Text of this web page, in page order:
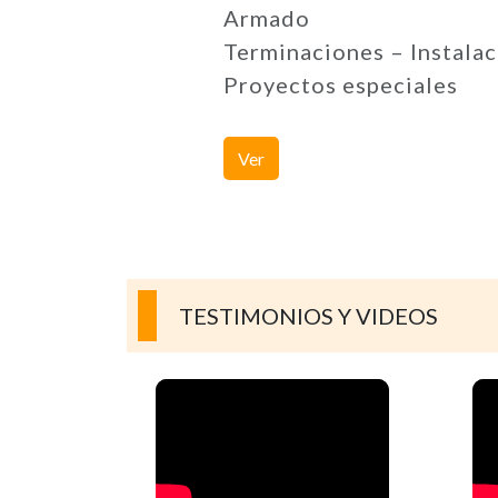
Armado
Terminaciones –
Proyectos especiales
Ver
TESTIMONIOS Y VIDEOS